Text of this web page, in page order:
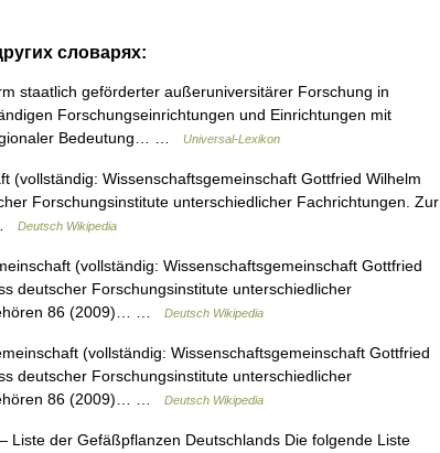
словарях:
staatlich geförderter außeruniversitärer Forschung in
Forschungseinrichtungen und Einrichtungen mit
Bedeutung… …
Universal-Lexikon
(vollständig: Wissenschaftsgemeinschaft Gottfried Wilhelm
Forschungsinstitute unterschiedlicher Fachrichtungen. Zur
Deutsch Wikipedia
(vollständig: Wissenschaftsgemeinschaft Gottfried
deutscher Forschungsinstitute unterschiedlicher
86 (2009)… …
Deutsch Wikipedia
(vollständig: Wissenschaftsgemeinschaft Gottfried
deutscher Forschungsinstitute unterschiedlicher
86 (2009)… …
Deutsch Wikipedia
Liste der Gefäßpflanzen Deutschlands Die folgende Liste